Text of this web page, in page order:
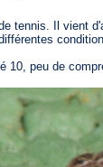
Il vient
10, peu de